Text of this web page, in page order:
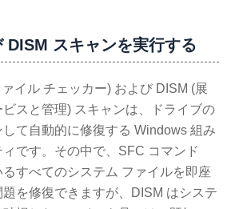
DISM スキャンを実行する
イル チェッカー) および DISM (展
スと管理) スキャンは、ドライブの
て自動的に修復する Windows 組み
です。その中で、SFC コマンド
すべてのシステム ファイルを即座
を修復できますが、DISM はシステ